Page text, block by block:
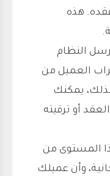
هذه
النظام
العميل من
يمكنك
أو ترقيته
المستوى من
وأن عميلك